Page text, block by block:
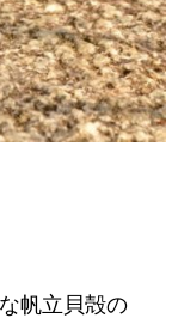
帆立貝殻の